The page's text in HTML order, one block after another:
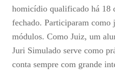
homicídio qualificado há 18
fechado. Participaram
módulos. Como Juiz, um
Juri Simulado serve como
conta sempre com grande